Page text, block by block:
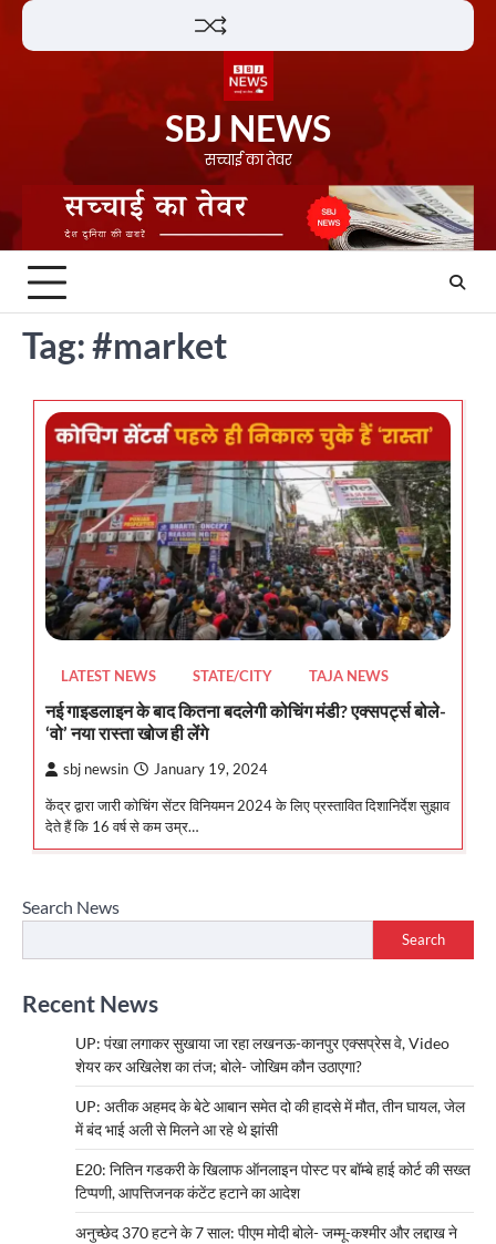
Skip
SBJ NEWS
सच्चाई का तेवर
Tag:#market
LATEST NEWS STATE/CITY TAJA NEWS
नई गाइडलाइन के बाद कितना बदलेगी कोचिंग मंडी? एक्सपर्ट्स बोले-
‘वो’ नया रास्ता खोज ही लेंगे
sbj newsin January 19, 2024
केंद्र द्वारा जारी कोचिंग सेंटर विनियमन 2024 के लिए प्रस्तावित दिशानिर्देश सुझाव
देते हैं कि 16 वर्ष से कम उम्र…
Search News
Search
Recent News
UP: पंखा लगाकर सुखाया जा रहा लखनऊ-कानपुर एक्सप्रेस वे, Video
शेयर कर अखिलेश का तंज; बोले- जोखिम कौन उठाएगा?
UP: अतीक अहमद के बेटे आबान समेत दो की हादसे में मौत, तीन घायल, जेल
में बंद भाई अली से मिलने आ रहे थे झांसी
E20: नितिन गडकरी के खिलाफ ऑनलाइन पोस्ट पर बॉम्बे हाई कोर्ट की सख्त
टिप्पणी, आपत्तिजनक कंटेंट हटाने का आदेश
अनुच्छेद 370 हटने के 7 साल: पीएम मोदी बोले- जम्मू-कश्मीर और लद्दाख ने